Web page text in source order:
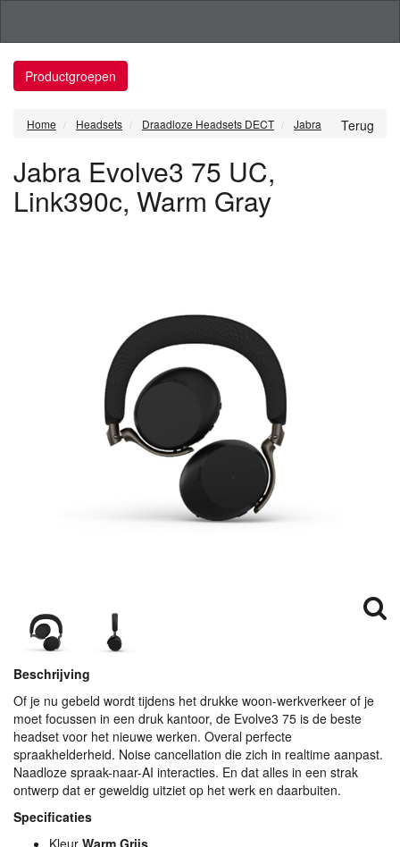
Productgroepen
Terug
Home Headsets Draadloze Headsets DECT Jabra
Jabra Evolve3 75 UC,
Link390c, Warm Gray
Beschrijving
Of je nu gebeld wordt tijdens het drukke woon-werkverkeer of je
moet focussen in een druk kantoor, de Evolve3 75 is de beste
headset voor het nieuwe werken. Overal perfecte
spraakhelderheid. Noise cancellation die zich in realtime aanpast.
Naadloze spraak-naar-AI interacties. En dat alles in een strak
ontwerp dat er geweldig uitziet op het werk en daarbuiten.
Specificaties
Kleur Warm Grijs